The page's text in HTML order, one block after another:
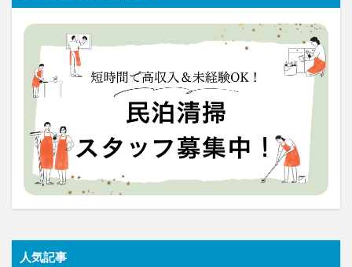
人気記事